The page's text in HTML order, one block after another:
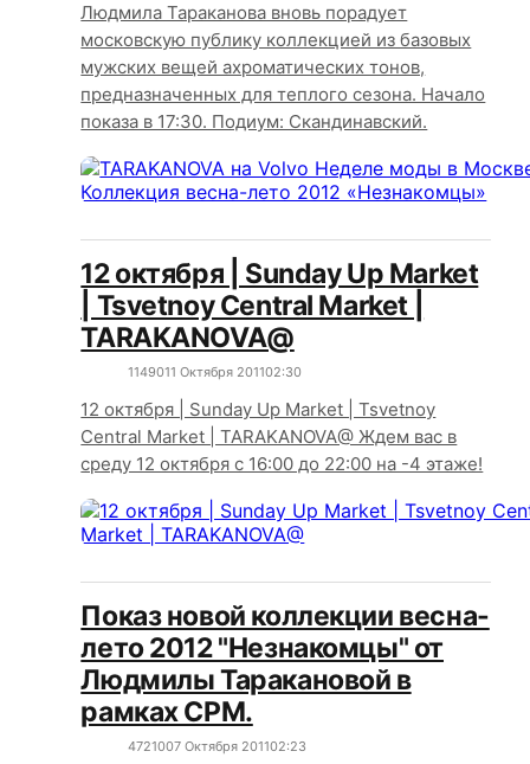
Людмила Тараканова вновь порадует
московскую публику коллекцией из базовых
мужских вещей ахроматических тонов,
предназначенных для теплого сезона. Начало
показа в 17:30. Подиум: Скандинавский.
12 октября | Sunday Up Market
| Tsvetnoy Central Market |
TARAKANOVA@
1149011 Октября 201102:30
12 октября | Sunday Up Market | Tsvetnoy
Central Market | TARAKANOVA@ Ждем вас в
среду 12 октября с 16:00 до 22:00 на -4 этаже!
Показ новой коллекции весна-
лето 2012 "Незнакомцы" от
Людмилы Таракановой в
рамках CPM.
4721007 Октября 201102:23